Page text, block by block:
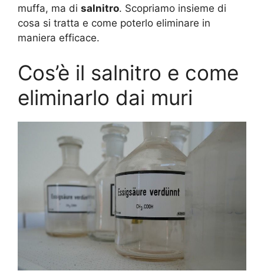
muffa, ma di salnitro. Scopriamo insieme di
cosa si tratta e come poterlo eliminare in
maniera efficace.
Cos’è il salnitro e come
eliminarlo dai muri